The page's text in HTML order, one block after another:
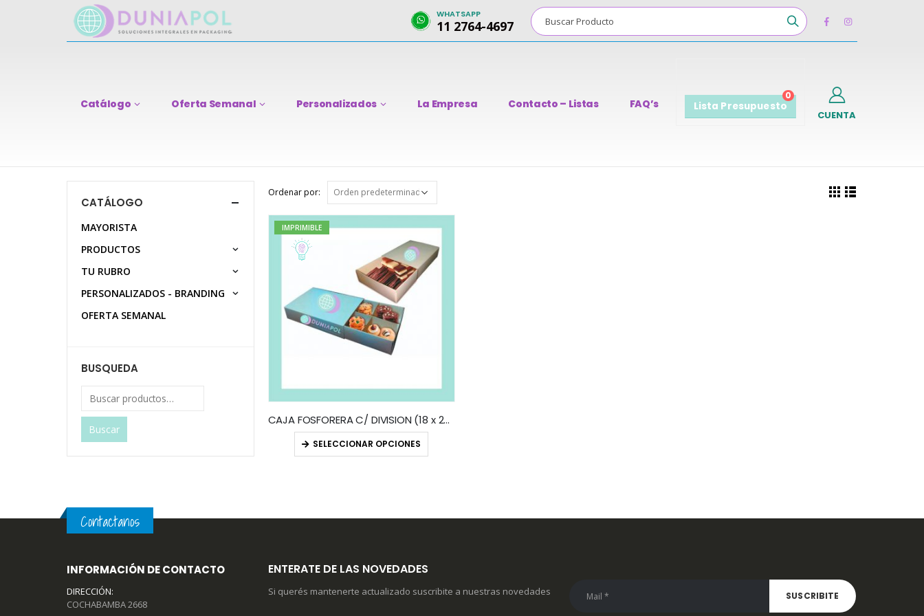
WHATSAPP
11 2764-4697
Catálogo Oferta Semanal Personalizados La Empresa Contacto – Listas FAQ’s
0
Lista Presupuesto
CUENTA
Ordenar por:
IMPRIMIBLE
CAJA FOSFORERA C/ DIVISION (18 x 26 x 5,5) IMPRESO
SELECCIONAR OPCIONES
CATÁLOGO
MAYORISTA
PRODUCTOS
TU RUBRO
PERSONALIZADOS - BRANDING
OFERTA SEMANAL
BUSQUEDA
Buscar
Contactanos
INFORMACIÓN DE CONTACTO
DIRECCIÓN:
COCHABAMBA 2668
ENTERATE DE LAS NOVEDADES
Si querés mantenerte actualizado suscribite a nuestras novedades